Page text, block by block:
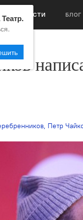
НОВОСТИ БЛОГ
, Петр